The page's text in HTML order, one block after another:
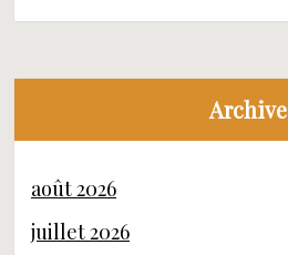
Archive
août 2026
juillet 2026